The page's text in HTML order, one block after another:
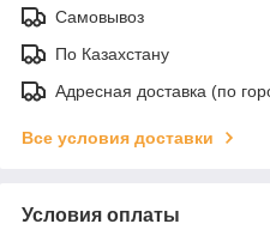
Самовывоз
По Казахстану
Адресная доставка (по
Все условия доставки
Условия оплаты